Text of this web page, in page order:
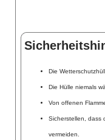
Die
Die Hülle niemals
Von offenen
Sicherstellen, dass
vermeiden.